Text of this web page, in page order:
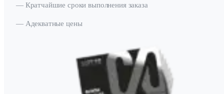
— Кратчайшие сроки выполнения заказа
— Адекватные цены